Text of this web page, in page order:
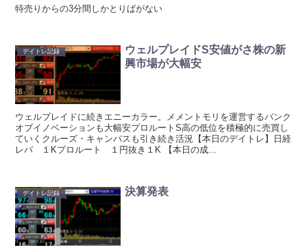
特売りからの3分間しかとりばがない
デイトレ記録
ウェルプレイドS安値がさ株の新
興市場が大幅安
ウェルプレイドに続きエニーカラー。メメントモリを運営するバンク
オブイノベーションも大幅安プロルートS高の低位を積極的に売買し
ていくクルーズ・キャンバスも引き続き活況【本日のデイトレ】日経
レバ １Kプロルート １円抜き１K 【本日の成...
デイトレ記録 決算発表